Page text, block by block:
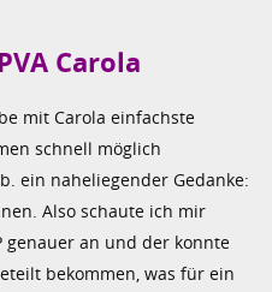
Carola
mit Carola einfachste
schnell möglich
ein naheliegender Gedanke:
Also schaute ich mir
genauer an und der konnte
bekommen, was für ein